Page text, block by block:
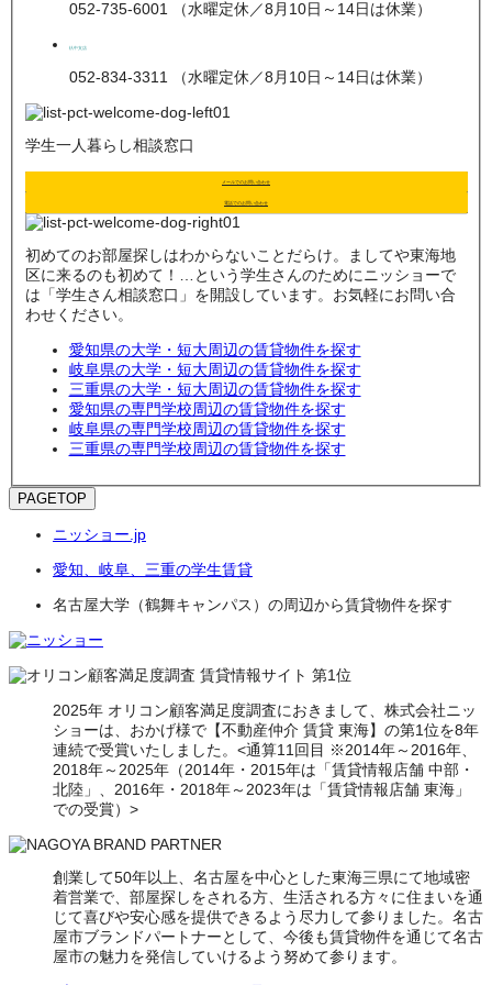
052-735-6001 （水曜定休／8月10日～14日は休業）
杁中支店
052-834-3311 （水曜定休／8月10日～14日は休業）
学生一人暮らし相談窓口
メールでのお問い合わせ
電話でのお問い合わせ
初めてのお部屋探しはわからないことだらけ。ましてや東海地
区に来るのも初めて！…という学生さんのためにニッショーで
は「学生さん相談窓口」を開設しています。お気軽にお問い合
わせください。
愛知県の大学・短大周辺の賃貸物件を探す
岐阜県の大学・短大周辺の賃貸物件を探す
三重県の大学・短大周辺の賃貸物件を探す
愛知県の専門学校周辺の賃貸物件を探す
岐阜県の専門学校周辺の賃貸物件を探す
三重県の専門学校周辺の賃貸物件を探す
PAGETOP
ニッショー.jp
愛知、岐阜、三重の学生賃貸
名古屋大学（鶴舞キャンパス）の周辺から賃貸物件を探す
2025年 オリコン顧客満足度調査におきまして、株式会社ニッ
ショーは、おかげ様で【不動産仲介 賃貸 東海】の第1位を8年
連続で受賞いたしました。<通算11回目 ※2014年～2016年、
2018年～2025年（2014年・2015年は「賃貸情報店舗 中部・
北陸」、2016年・2018年～2023年は「賃貸情報店舗 東海」
での受賞）>
創業して50年以上、名古屋を中心とした東海三県にて地域密
着営業で、部屋探しをされる方、生活される方々に住まいを通
じて喜びや安心感を提供できるよう尽力して参りました。名古
屋市ブランドパートナーとして、今後も賃貸物件を通じて名古
屋市の魅力を発信していけるよう努めて参ります。